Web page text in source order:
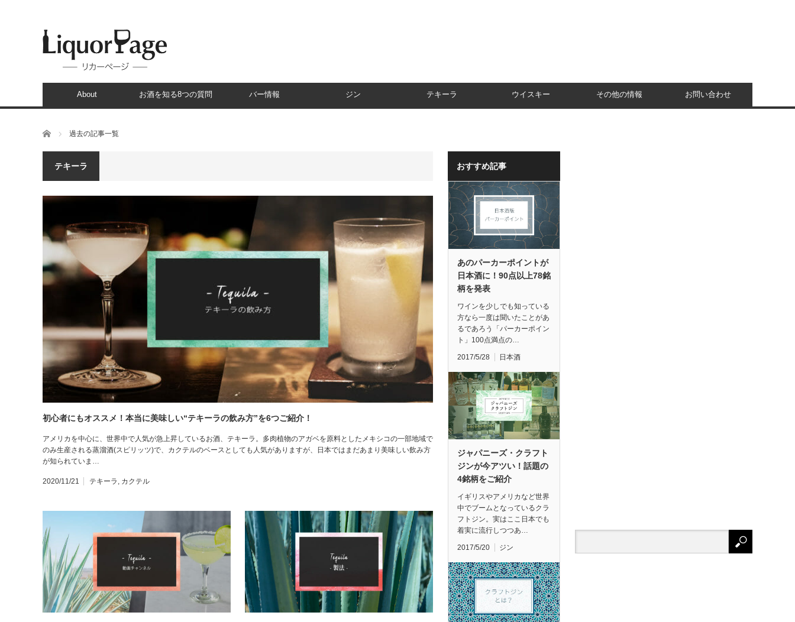
About お酒を知る8つの質問 バー情報 ジン テキーラ ウイスキー その他の情報 お問い合わせ
ホーム 過去の記事一覧
テキーラ
初心者にもオススメ！本当に美味しい“テキーラの飲み方”を6つご紹介！
アメリカを中心に、世界中で人気が急上昇しているお酒、テキーラ。多肉植物のアガベを原料としたメキシコの一部地域で
のみ生産される蒸溜酒(スピリッツ)で、カクテルのベースとしても人気がありますが、日本ではまだあまり美味しい飲み方
が知られていま…
2020/11/21 テキーラ , カクテル
おすすめ記事
あのパーカーポイントが
日本酒に！90点以上78銘
柄を発表
ワインを少しでも知っている
方なら一度は聞いたことがあ
るであろう「パーカーポイン
ト」100点満点の…
2017/5/28 日本酒
ジャパニーズ・クラフト
ジンが今アツい！話題の
4銘柄をご紹介
イギリスやアメリカなど世界
中でブームとなっているクラ
フトジン。実はここ日本でも
着実に流行しつつあ…
2017/5/20 ジン